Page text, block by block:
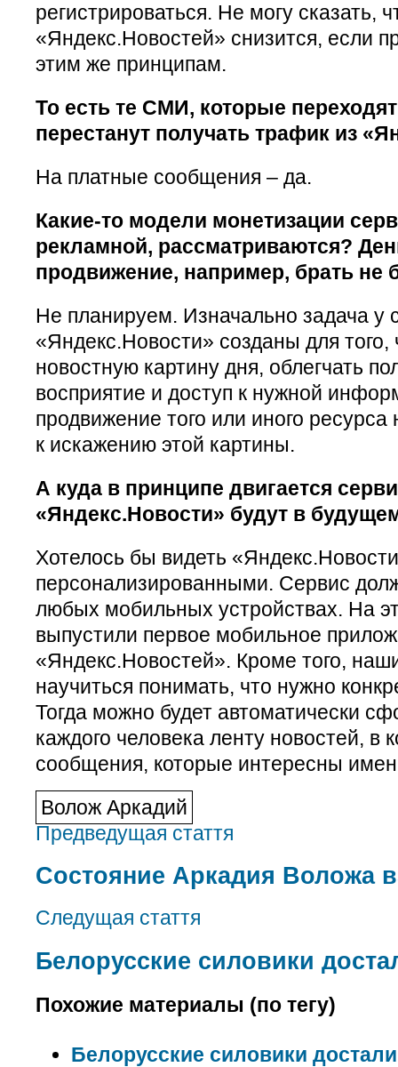
регистрироваться. Не могу сказать,
«Яндекс.Новостей» снизится, если
этим же принципам.
То есть те СМИ, которые
перестанут получать трафик из
На платные сообщения – да.
Какие-то модели монетизации
рекламной, рассматриваются?
продвижение, например, брать не
Не планируем. Изначально задача у
«Яндекс.Новости» созданы для того,
новостную картину дня, облегчать
восприятие и доступ к нужной
продвижение того или иного
к искажению этой картины.
А куда в принципе двигается
«Яндекс.Новости» будут в
Хотелось бы видеть
персонализированными. Сервис
любых мобильных устройствах. На
выпустили первое мобильное
«Яндекс.Новостей». Кроме того,
научиться понимать, что нужно
Тогда можно будет автоматически
каждого человека ленту новостей, в
сообщения, которые интересны
Волож Аркадий
Предведущая стаття
Состояние Аркадия Воложа
Следущая стаття
Белорусские силовики
Похожие материалы (по тегу)
Белорусские силовики